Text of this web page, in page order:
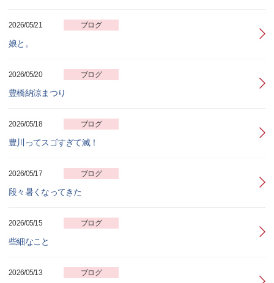
2026/05/21 ブログ
娘と。
2026/05/20 ブログ
豊橋納涼まつり
2026/05/18 ブログ
豊川ってスゴすぎて滅！
2026/05/17 ブログ
段々暑くなってきた
2026/05/15 ブログ
些細なこと
2026/05/13 ブログ